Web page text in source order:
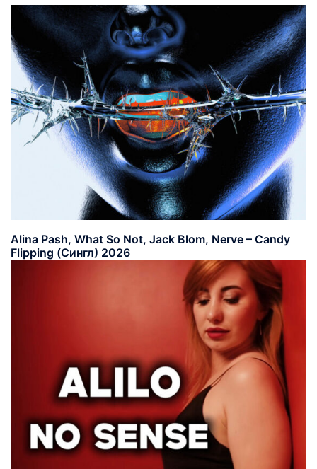
Alina Pash, What So Not, Jack Blom, Nerve – Candy
Flipping (Сингл) 2026